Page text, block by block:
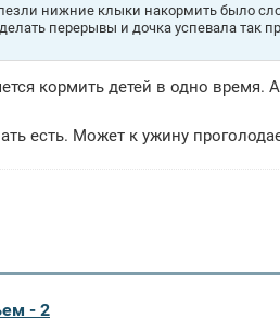
нижние клыки накормить было
перерывы и дочка успевала так
кормить детей в одно время.
есть. Может к ужину
- 2